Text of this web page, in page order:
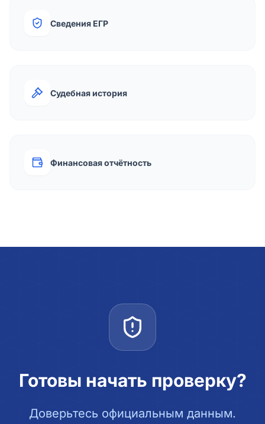
Сведения ЕГР
Судебная история
Финансовая отчётность
Готовы начать проверку?
Доверьтесь официальным данным.